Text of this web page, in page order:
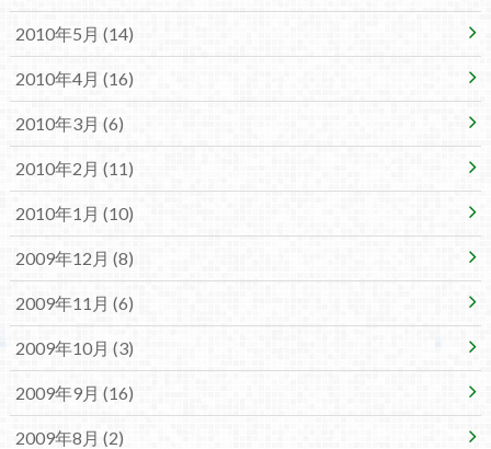
2010年5月 (14)
2010年4月 (16)
2010年3月 (6)
2010年2月 (11)
2010年1月 (10)
2009年12月 (8)
2009年11月 (6)
2009年10月 (3)
2009年9月 (16)
2009年8月 (2)